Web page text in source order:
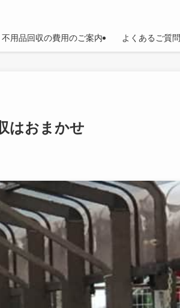
不用品回収の費用のご案内 よくあるご質問
はおまかせ